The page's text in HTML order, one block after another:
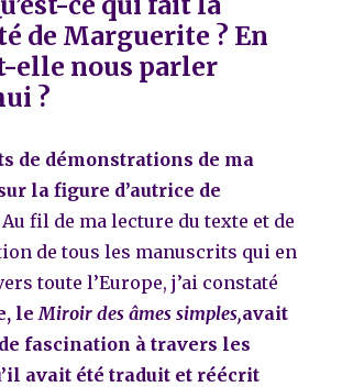
de Marguerite ? En
elle nous parler
?
de démonstrations de ma
la figure d’autrice de
Au fil de ma lecture du texte et de
de tous les manuscrits qui en
toute l’Europe, j’ai constaté
leMiroir des âmes simples,avait
fascination à travers les
avait été traduit et réécrit